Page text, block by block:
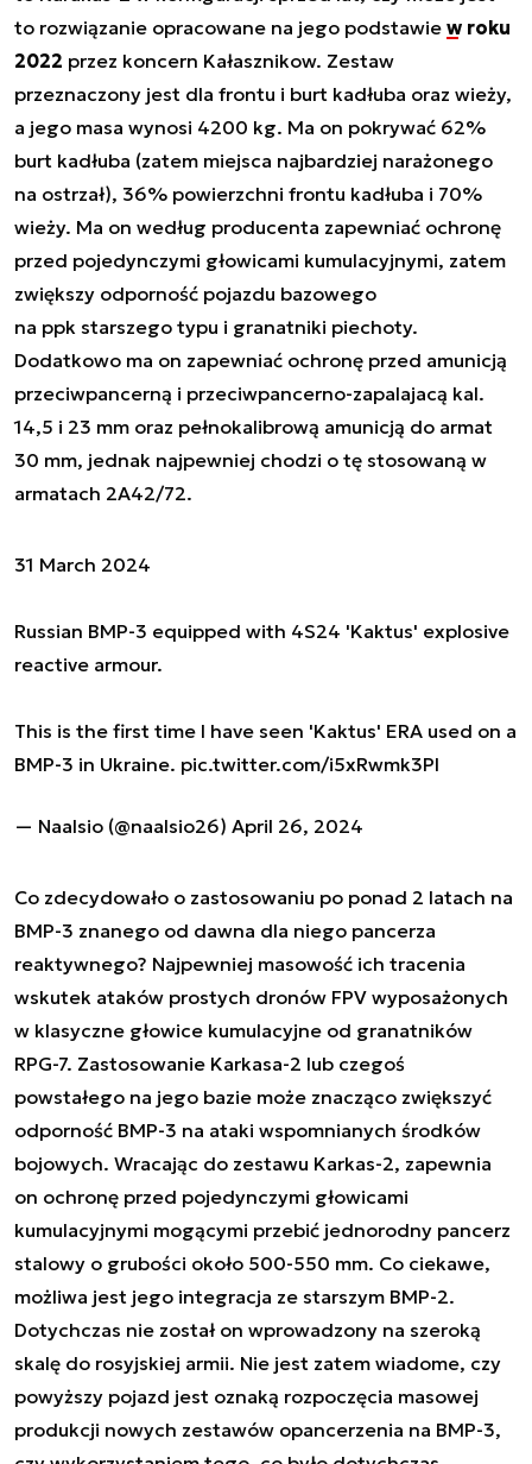
to rozwiązanie opracowane na jego podstawie w roku
2022 przez koncern Kałasznikow. Zestaw
przeznaczony jest dla frontu i burt kadłuba oraz wieży,
a jego masa wynosi 4200 kg. Ma on pokrywać 62%
burt kadłuba (zatem miejsca najbardziej narażonego
na ostrzał), 36% powierzchni frontu kadłuba i 70%
wieży. Ma on według producenta zapewniać ochronę
przed pojedynczymi głowicami kumulacyjnymi, zatem
zwiększy odporność pojazdu bazowego
na ppk starszego typu i granatniki piechoty.
Dodatkowo ma on zapewniać ochronę przed amunicją
przeciwpancerną i przeciwpancerno-zapalajacą kal.
14,5 i 23 mm oraz pełnokalibrową amunicją do armat
30 mm, jednak najpewniej chodzi o tę stosowaną w
armatach 2A42/72.
31 March 2024
Russian BMP-3 equipped with 4S24 'Kaktus' explosive
reactive armour.
This is the first time I have seen 'Kaktus' ERA used on a
BMP-3 in Ukraine. pic.twitter.com/i5xRwmk3Pl
— Naalsio (@naalsio26) April 26, 2024
Co zdecydowało o zastosowaniu po ponad 2 latach na
BMP-3 znanego od dawna dla niego pancerza
reaktywnego? Najpewniej masowość ich tracenia
wskutek ataków prostych dronów FPV wyposażonych
w klasyczne głowice kumulacyjne od granatników
RPG-7. Zastosowanie Karkasa-2 lub czegoś
powstałego na jego bazie może znacząco zwiększyć
odporność BMP-3 na ataki wspomnianych środków
bojowych. Wracając do zestawu Karkas-2, zapewnia
on ochronę przed pojedynczymi głowicami
kumulacyjnymi mogącymi przebić jednorodny pancerz
stalowy o grubości około 500-550 mm. Co ciekawe,
możliwa jest jego integracja ze starszym BMP-2.
Dotychczas nie został on wprowadzony na szeroką
skalę do rosyjskiej armii. Nie jest zatem wiadome, czy
powyższy pojazd jest oznaką rozpoczęcia masowej
produkcji nowych zestawów opancerzenia na BMP-3,